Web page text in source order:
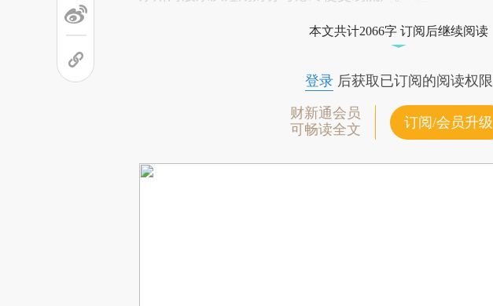
本文共计2066字 订阅后继续阅读
登录后获取已订阅的阅读权限
财新通会员
可畅读全文
订阅/会员升级